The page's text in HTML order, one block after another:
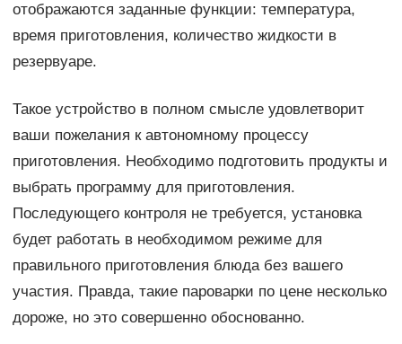
отображаются заданные функции: температура,
время приготовления, количество жидкости в
резервуаре.
Такое устройство в полном смысле удовлетворит
ваши пожелания к автономному процессу
приготовления. Необходимо подготовить продукты и
выбрать программу для приготовления.
Последующего контроля не требуется, установка
будет работать в необходимом режиме для
правильного приготовления блюда без вашего
участия. Правда, такие пароварки по цене несколько
дороже, но это совершенно обоснованно.